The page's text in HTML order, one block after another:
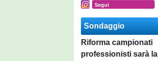
Segui
Sondaggio
Riforma campionati
professionisti sarà la